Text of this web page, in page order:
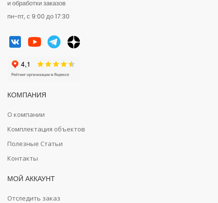
и обработки заказов
пн-пт, с 9:00 до 17:30
КОМПАНИЯ
О компании
Комплектация объектов
Полезные Статьи
Контакты
МОЙ АККАУНТ
Отследить заказ